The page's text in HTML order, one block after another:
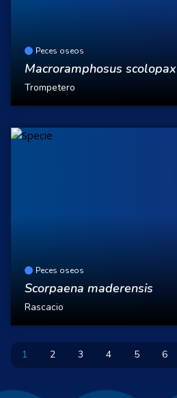
Peces oseos
Macroramphosus scolopax
Trompetero
Peces oseos
Scorpaena maderensis
Rascacio
1 2 3 4 5 6